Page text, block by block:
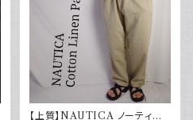
【上質】NAUTICA ノーティカ